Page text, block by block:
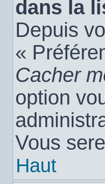
dans la
Depuis
«
Cacher
option
Vous
Haut